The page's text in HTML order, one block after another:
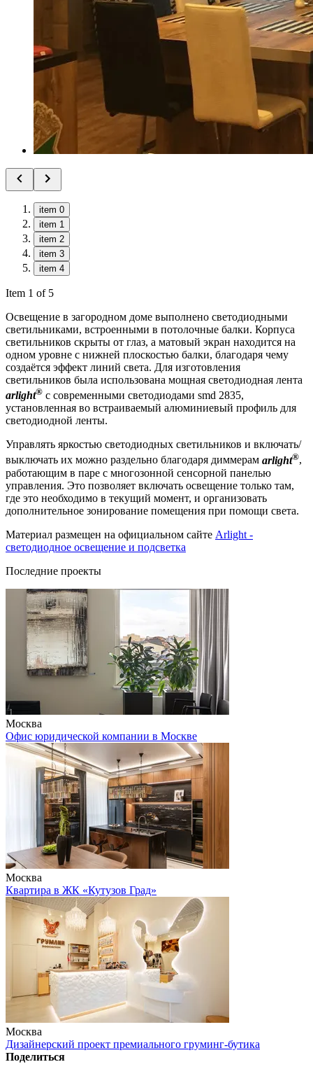
item 0
item 1
item 2
item 3
item 4
Item 1 of 5
Освещение в загородном доме выполнено светодиодными
светильниками, встроенными в потолочные балки. Корпуса
светильников скрыты от глаз, а матовый экран находится на
одном уровне с нижней плоскостью балки, благодаря чему
создаётся эффект линий света. Для изготовления
светильников была использована мощная светодиодная лента
arlight® с современными светодиодами smd 2835,
установленная во встраиваемый алюминиевый профиль для
светодиодной ленты.
Управлять яркостью светодиодных светильников и включать/
выключать их можно раздельно благодаря диммерам arlight®,
работающим в паре с многозонной сенсорной панелью
управления. Это позволяет включать освещение только там,
где это необходимо в текущий момент, и организовать
дополнительное зонирование помещения при помощи света.
Материал размещен на официальном сайте Arlight -
светодиодное освещение и подсветка
Последние проекты
Москва
Офис юридической компании в Москве
Москва
Квартира в ЖК «Кутузов Град»
Москва
Дизайнерский проект премиального груминг-бутика
Поделиться